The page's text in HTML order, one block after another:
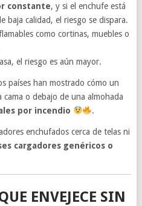
constante, y si el enchufe está
baja calidad, el riesgo se dispara.
como cortinas, muebles o
el riesgo es aún mayor.
países han mostrado cómo un
o debajo de una almohada
por incendio .
enchufados cerca de telas ni
cargadores genéricos o
ENVEJECE SIN